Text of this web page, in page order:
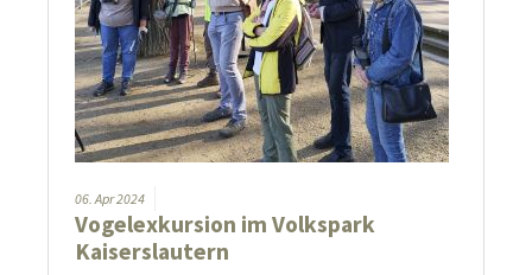
06. Apr 2024
Vogelexkursion im Volkspark
Kaiserslautern